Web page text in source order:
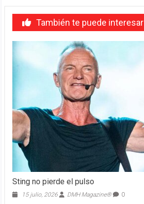
También te puede interesar
Sting no pierde el pulso
15 julio, 2026 DMH Magazine® 0